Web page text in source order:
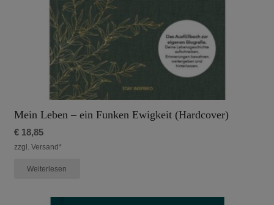
Mein Leben – ein Funken Ewigkeit (Hardcover)
€18,85
zzgl. Versand*
Weiterlesen